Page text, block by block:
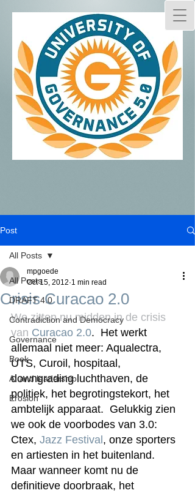
Post
All Posts
DRAFT 4.0
Contradiction and Democracy
Governance
Boek
AI and leadership
Erosion
All Posts
Crisis Curacao 2.0
mpgoede
Oct 15, 2012 1 min read
We zitten nu midden in de crisis
van Curacao 2.0.  Het werkt
allemaal niet meer: Aqualectra,
UTS, Curoil, hospitaal,
downgrading luchthaven, de
politiek, het begrotingstekort, het
ambtelijk apparaat.  Gelukkig zien
we ook de voorbodes van 3.0:
Ctex, Jazz Festival , onze sporters
en artiesten in het buitenland.
Maar wanneer komt nu de
definitieve doorbraak, het